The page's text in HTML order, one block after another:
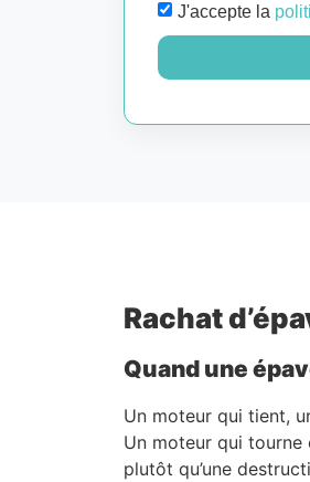
J'accepte la
Rachat
Quand une
Un moteur qui tient,
Un moteur qui tourne
plutôt qu’une